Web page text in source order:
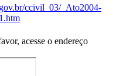
ccivil_03/_Ato2004-
acesse o endereço